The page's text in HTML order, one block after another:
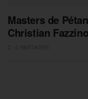
Masters de
Christian Fazzino